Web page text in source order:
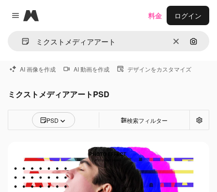
Close menu
Magnific
消去 画像で
料金 ログイン
AI 画像を作成 AI 動画を作成 デザインをカスタマイズ
ミクストメディアアートPSD
PSD 検索フィルター